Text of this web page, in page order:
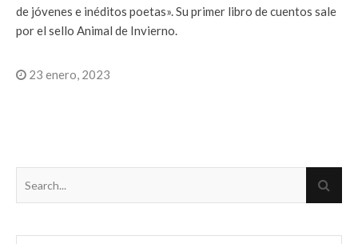
de jóvenes e inéditos poetas». Su primer libro de cuentos sale
por el sello Animal de Invierno.
23 enero, 2023